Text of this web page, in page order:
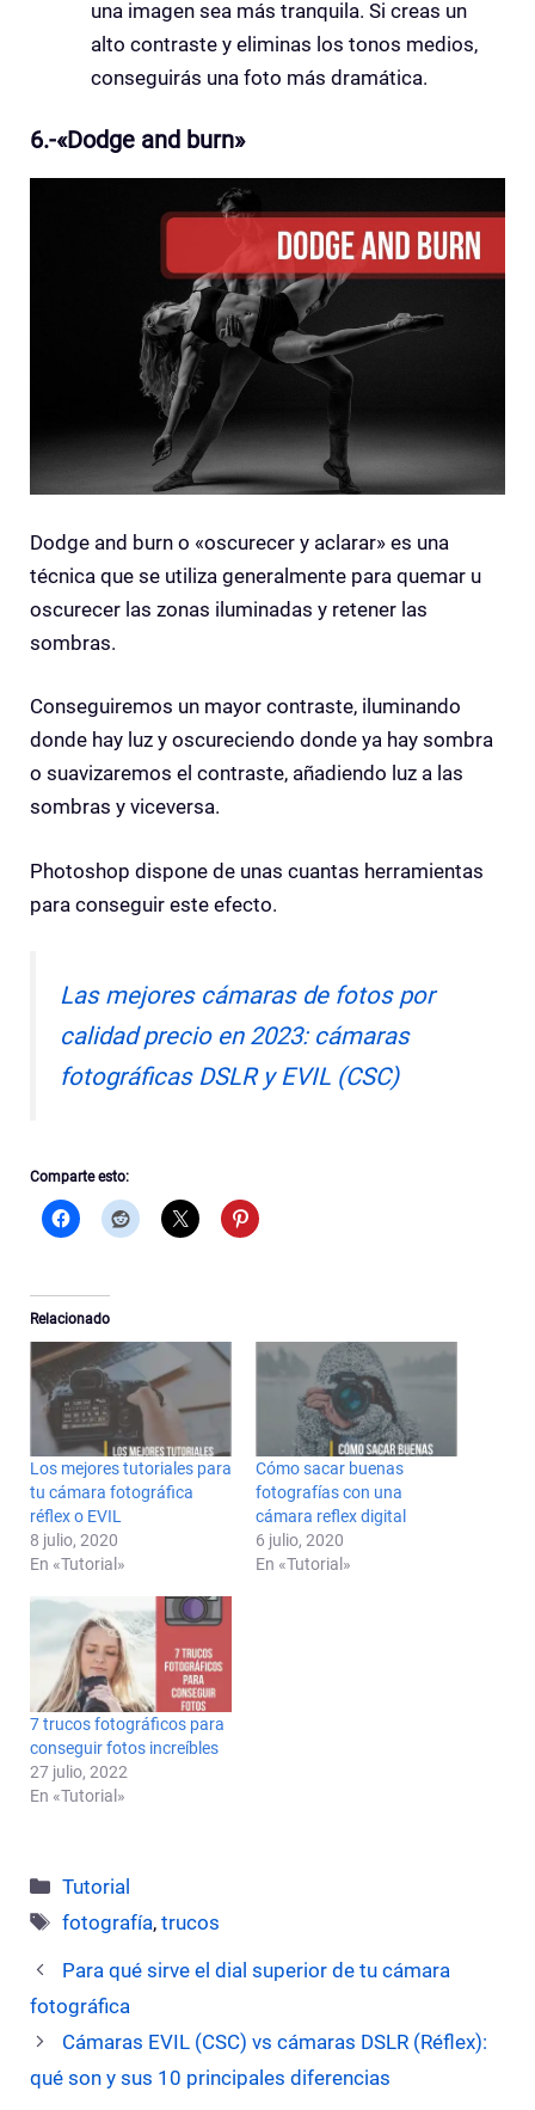
una imagen sea más tranquila. Si creas un
alto contraste y eliminas los tonos medios,
conseguirás una foto más dramática.
6.-«Dodge and burn»
Dodge and burn o «oscurecer y aclarar» es una
técnica que se utiliza generalmente para quemar u
oscurecer las zonas iluminadas y retener las
sombras.
Conseguiremos un mayor contraste, iluminando
donde hay luz y oscureciendo donde ya hay sombra
o suavizaremos el contraste, añadiendo luz a las
sombras y viceversa.
Photoshop dispone de unas cuantas herramientas
para conseguir este efecto.
Las mejores cámaras de fotos por
calidad precio en 2023: cámaras
fotográficas DSLR y EVIL (CSC)
Comparte esto:
Relacionado
Los mejores tutoriales para
tu cámara fotográfica
réflex o EVIL
8 julio, 2020
En «Tutorial»
Cómo sacar buenas
fotografías con una
cámara reflex digital
6 julio, 2020
En «Tutorial»
7 trucos fotográficos para
conseguir fotos increíbles
27 julio, 2022
En «Tutorial»
Categorías
Tutorial
Etiquetas
fotografía,trucos
Para qué sirve el dial superior de tu cámara
fotográfica
Cámaras EVIL (CSC) vs cámaras DSLR (Réflex):
qué son y sus 10 principales diferencias